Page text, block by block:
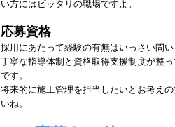
い方にはピッタリの職場ですよ。
応募資格
採用にあたって経験の有無はいっさい問い
丁寧な指導体制と資格取得支援制度が整
です。
将来的に施工管理を担当したいとお考え
いね。